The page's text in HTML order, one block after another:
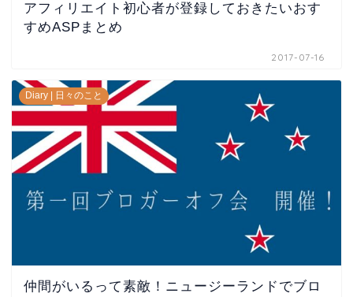
アフィリエイト初心者が登録しておきたいおす
すめASPまとめ
2017-07-16
Diary | 日々のこと
仲間がいるって素敵！ニュージーランドでブロ